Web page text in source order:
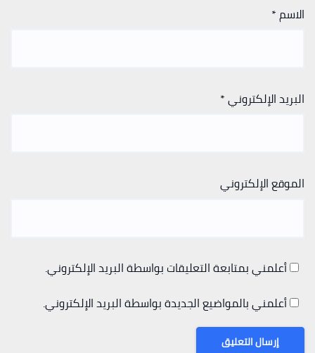
الاسم*
البريد الإلكتروني*
الموقع الإلكتروني
أعلمني بمتابعة التعليقات بواسطة البريد الإلكتروني.
أعلمني بالمواضيع الجديدة بواسطة البريد الإلكتروني.